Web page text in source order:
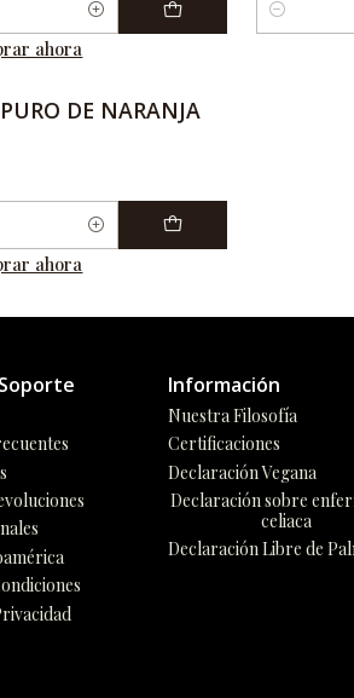
ahora
Cantidad
DE NARANJA
ahora
Información
Nuestra Filosofía
Certificaciones
Declaración Vegana
Declaración sobre
celiaca
Declaración Libre de